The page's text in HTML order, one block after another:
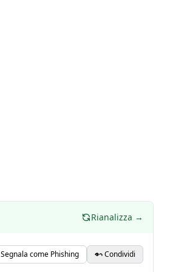
Rianalizza →
Segnala come Phishing Condividi